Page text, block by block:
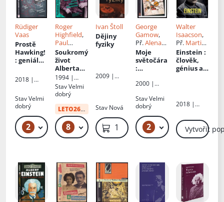
Rüdiger
Vaas
Prostě
Hawking!
: geniální
vtipně a
jasně
2018 |
StavVelmi
dobrý
2 219 Kč – 239 Kč
Roger
Highfield,
Paul
Carter, Il.
Pavel
Štefan, Př.
Dušan
Provazník
Soukromý
život
Alberta
Einsteina
1994 |
Nakladatels
tví Lidové
noviny
StavVelmi
dobrý
LETO26od: 34 Kč
8 49 Kč
Ivan Štoll
Dějiny
fyziky
2009 |
Stav Nová
1 099 Kč
George
Gamow,
Př.Alena
Bičáková
Jiří Bičák
Moje
světočára
:
ní
afie
2000 |
fronta
StavVelmi
dobrý
2 389 Kč – 469 Kč
Walter
Isaacson,
Př. Martin
Kotrle,
Petr Kotrle
Einstein :
člověk,
génius a
2018 |
Vytvořit